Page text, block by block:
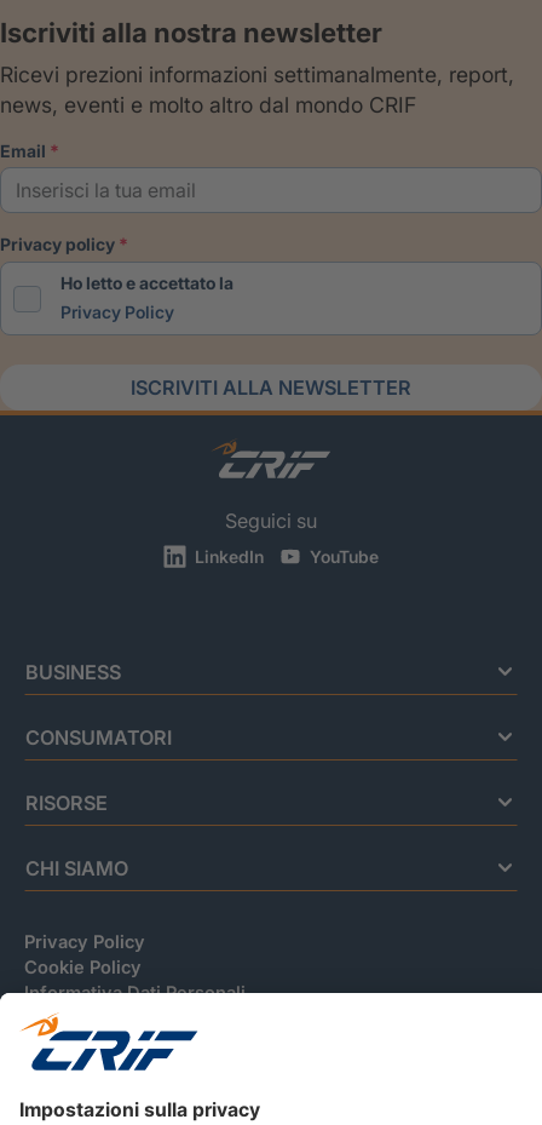
Iscriviti alla nostra newsletter
Ricevi prezioni informazioni settimanalmente, report,
news, eventi e molto altro dal mondo CRIF
email
privacy policy
Ho letto e accettato la
Privacy Policy
ISCRIVITI ALLA NEWSLETTER
Seguici su
LinkedIn YouTube
BUSINESS
CONSUMATORI
RISORSE
CHI SIAMO
Privacy Policy
Cookie Policy
Informativa Dati Personali
CRIF Business Ethics
Accessibilità
Informativa Privacy Relativa Al Sistema Di Informazioni